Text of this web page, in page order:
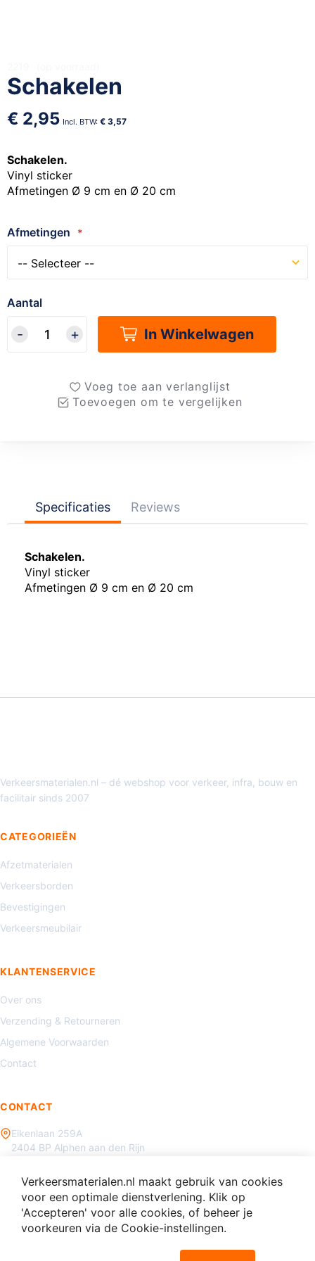
Schakelen
€ 2,95 € 3,57
Schakelen.
Vinyl sticker
Afmetingen Ø 9 cm en Ø 20 cm
Afmetingen
Aantal
In Winkelwagen
Voeg toe aan verlanglijst
Toevoegen om te vergelijken
naar
het
begin
van
afbeeldingen-
gallerij
Specificaties Reviews
Schakelen.
Vinyl sticker
Afmetingen Ø 9 cm en Ø 20 cm
Verkeersmaterialen.nl – dé webshop voor verkeer, infra, bouw en
facilitair sinds 2007
CATEGORIEËN
Afzetmaterialen
Verkeersborden
Bevestigingen
Verkeersmeubilair
KLANTENSERVICE
Over ons
Verzending & Retourneren
Algemene Voorwaarden
Contact
CONTACT
Eikenlaan 259A
2404 BP Alphen aan den Rijn
info@verkeersmaterialen.nl
Verkeersmaterialen.nl maakt gebruik van cookies
voor een optimale dienstverlening. Klik op
'Accepteren' voor alle cookies, of beheer je
voorkeuren via de Cookie-instellingen.